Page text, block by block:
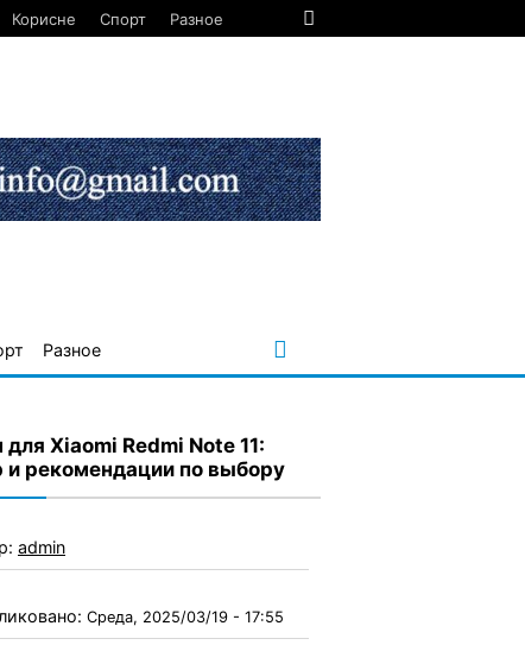
Корисне Спорт Разное
Разное
для Xiaomi Redmi Note 11:
и рекомендации по выбору
admin
Среда, 2025/03/19 - 17:55